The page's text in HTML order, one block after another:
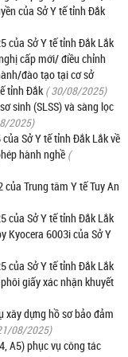
của Sở Y tế tỉnh Đắk
của Sở Y tế tỉnh Đắk Lắk
cấp mới/ điều chỉnh
đào tạo tại cơ sở
tỉnh Đắk ( 30/08/2025)
sinh (SLSS) và sàng lọc
2025)
Sở Y tế tỉnh Đắk Lắk về
hành nghề (
Trung tâm Y tế Tuy An
của Sở Y tế tỉnh Đắk Lắk
Kyocera 6003i của Sở Y
của Sở Y tế tỉnh Đắk Lắk
giấy xác nhận khuyết
xây dựng hồ sơ bảo đảm
08/2025)
A5) phục vụ công tác